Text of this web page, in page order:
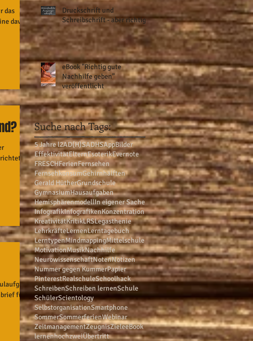
das
davon
für
Druckschrift und
Schreibschrift - aber richtig!
eBook "Richtig gute
Nachhilfe geben"
veröffentlicht
Suche nach Tags:
5 Jahre l2AD(H)SADHSAppBilder
EffektivitätElternEsoterikEvernote
FRESCHFerienFernsehen
FernsehkonsumGehirnhälften
Gerald HütherGrundschule
GymnasiumHausaufgaben
HemisphärenmodellIn eigener Sache
InfografikInfografikenKonzentration
KreativitätKritikLRSLegasthenie
LehrkräfteLernenLerntagebuch
LerntypenMindmappingMittelschule
MotivationMusikNachhilfe
NeurowissenschaftNotenNotizen
Nummer gegen KummerPapier
PinterestRealschuleSchoolhack
SchreibenSchreiben lernenSchule
SchülerScientology
SelbstorganisationSmartphone
SommerSommerferienWebinar
ZeitmanagementZeugnisZieleeBook
lernenhochzweiÜbertritt